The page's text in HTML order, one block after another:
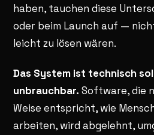
haben, tauchen diese
oder beim Launch auf —
leicht zu lösen wären.
Das System ist technisch
unbrauchbar. Software, die
Weise entspricht, wie
arbeiten, wird abgelehnt,